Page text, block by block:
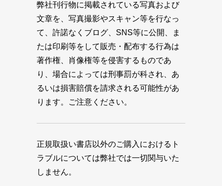
弊社刊行物に掲載されている写真および
文章を、写真撮影やスキャン等を行なっ
て、許諾なくブログ、SNS等に公開、ま
たは印刷等をして販売・配布する行為は
著作権、肖像権等を侵害するものであ
り、場合によっては刑事罰が科され、あ
るいは損害賠償を請求される可能性があ
ります。ご注意ください。
正規取扱い書店以外のご購入におけるト
ラブルについては弊社では一切関与いた
しません。